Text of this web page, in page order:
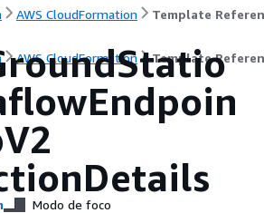
AWS CloudFormation Template
AWS CloudFormation Template
Modo de foco